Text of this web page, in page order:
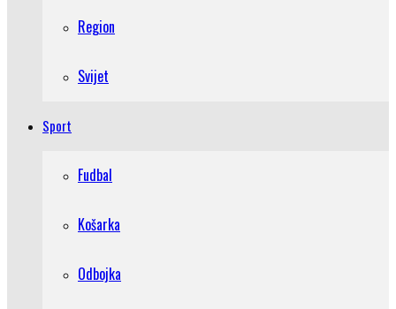
Region
Svijet
Sport
Fudbal
Košarka
Odbojka